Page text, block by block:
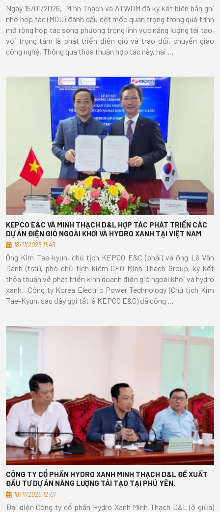
Ngày 15/01/2026, Minh Thạch và ATWOM đã ký kết biên bản ghi
nhớ hợp tác (MOU) đánh dấu cột mốc quan trọng trong quá trình
mở rộng hợp tác song phương trong lĩnh vực năng lượng tái tạo,
với trọng tâm là phát triển điện gió và trao đổi, chuyển giao
công nghệ. Thông qua thỏa thuận hợp tác này, hai …
KEPCO E&C VÀ MINH THẠCH D&L HỢP TÁC PHÁT TRIỂN CÁC
DỰ ÁN ĐIỆN GIÓ NGOÀI KHƠI VÀ HYDRO XANH TẠI VIỆT NAM
18/11/2025 11:49
Ông Kim Tae-kyun, chủ tịch KEPCO E&C (phải) và ông Lê Văn
Danh (trái), phó chủ tịch kiêm CEO Minh Thach Group, ký kết
thỏa thuận về phát triển kinh doanh điện gió ngoài khơi và hydro
xanh. Công ty Korea Electric Power Technology (Chủ tịch Kim
Tae-Kyun, sau đây gọi tắt là KEPCO E&C) đã công …
CÔNG TY CỔ PHẦN HYDRO XANH MINH THẠCH D&L ĐỀ XUẤT
ĐẦU TƯ DỰ ÁN NĂNG LƯỢNG TÁI TẠO TẠI PHÚ YÊN.
18/11/2025 12:01
Đại diện Công ty cổ phần Hydro Xanh Minh Thạch D&L (ở giữa)